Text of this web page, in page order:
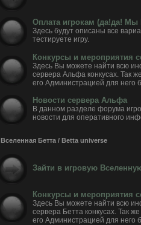
Оплата игрокам (да!да! Мы
Здесь будут описаны все
тестируете игру.
Конкурсы и мероприятия
Здесь Вы можете найти всю
сервера Альфа конкусах. Так
его Администрацией для него
Новости сервера Альфа
В данном разделе форума
новости для оперативного
Вселенная Бетта / Betta universe
Зайти в игровую
Конкурсы и мероприятия
Здесь Вы можете найти всю
сервера Бетта конкусах. Так
его Администрацией для него